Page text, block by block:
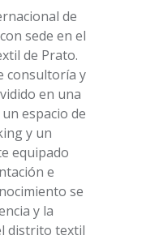
de
sede en el
de Prato.
consultoría y
en una
espacio de
y un
equipado
e
se
y la
distrito textil